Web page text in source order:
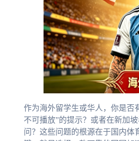
作为海外留学生或华人，你是
不可播放”的提示？或者在新加
问？这些问题的根源在于国内体